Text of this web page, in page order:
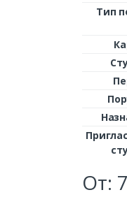
Тип
От: